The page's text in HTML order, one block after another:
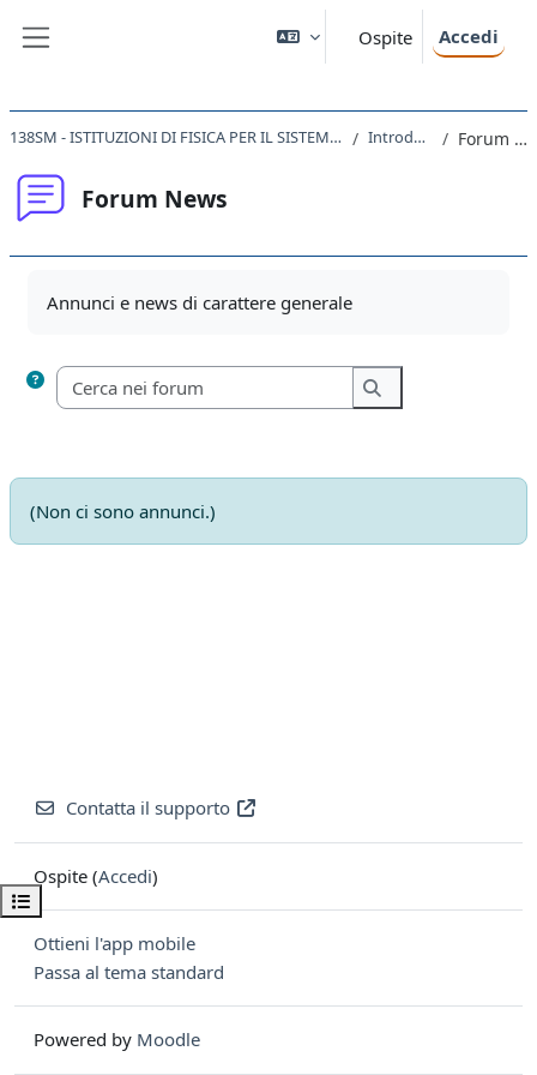
Ospite Accedi
Apri indice del corso
138SM - ISTITUZIONI DI FISICA PER IL SISTEMA TERRA 2019/2020 Introduzione Forum News
Forum News
Annunci e news di carattere generale
Cerca nei forum
Cerca nei forum
(Non ci sono annunci.)
Contatta il supporto
Ospite (Accedi)
Ottieni l'app mobile
Passa al tema standard
Powered by Moodle